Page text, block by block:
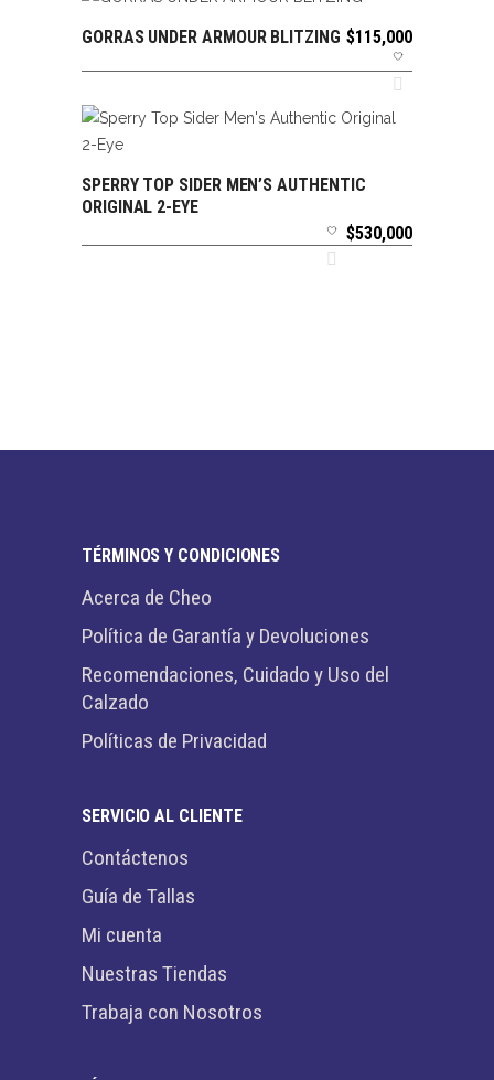
AÑADIR AL CARRITO
GORRAS UNDER ARMOUR BLITZING $115,000
SELECCIONAR OPCIONES
SPERRY TOP SIDER MEN’S AUTHENTIC
ORIGINAL 2-EYE
$530,000
TÉRMINOS Y CONDICIONES
Acerca de Cheo
Política de Garantía y Devoluciones
Recomendaciones, Cuidado y Uso del
Calzado
Políticas de Privacidad
SERVICIO AL CLIENTE
Contáctenos
Guía de Tallas
Mi cuenta
Nuestras Tiendas
Trabaja con Nosotros